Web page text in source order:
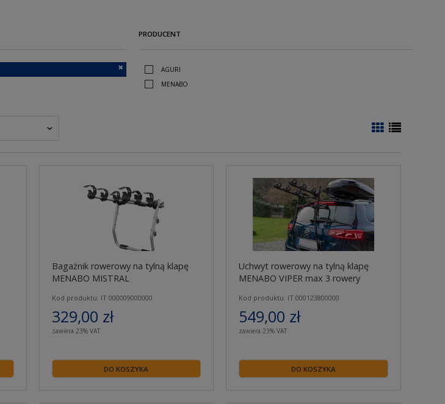
PRODUCENT
AGURI
MENABO
Bagażnik rowerowy na tylną klapę
MENABO MISTRAL
Kod produktu: IT 000009000000
329,00 zł
zawiera 23% VAT
DO KOSZYKA
Uchwyt rowerowy na tylną klapę
MENABO VIPER max 3 rowery
Kod produktu: IT 000123800000
549,00 zł
zawiera 23% VAT
DO KOSZYKA